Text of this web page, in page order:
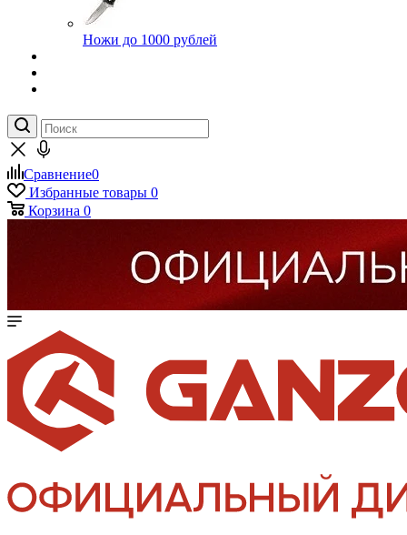
Ножи до 1000 рублей
Сравнение0
Избранные товары 0
Корзина 0